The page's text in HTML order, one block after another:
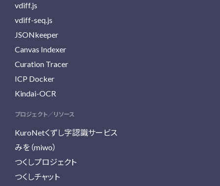
vdiff.js
vdiff-seq.js
JSONkeeper
Canvas Indexer
Curation Tracer
ICP Docker
Kindai-OCR
プロジェクト／リソース
KuroNetくずし字認識サービス
みを（miwo）
つくしプロジェクト
つくしチャット